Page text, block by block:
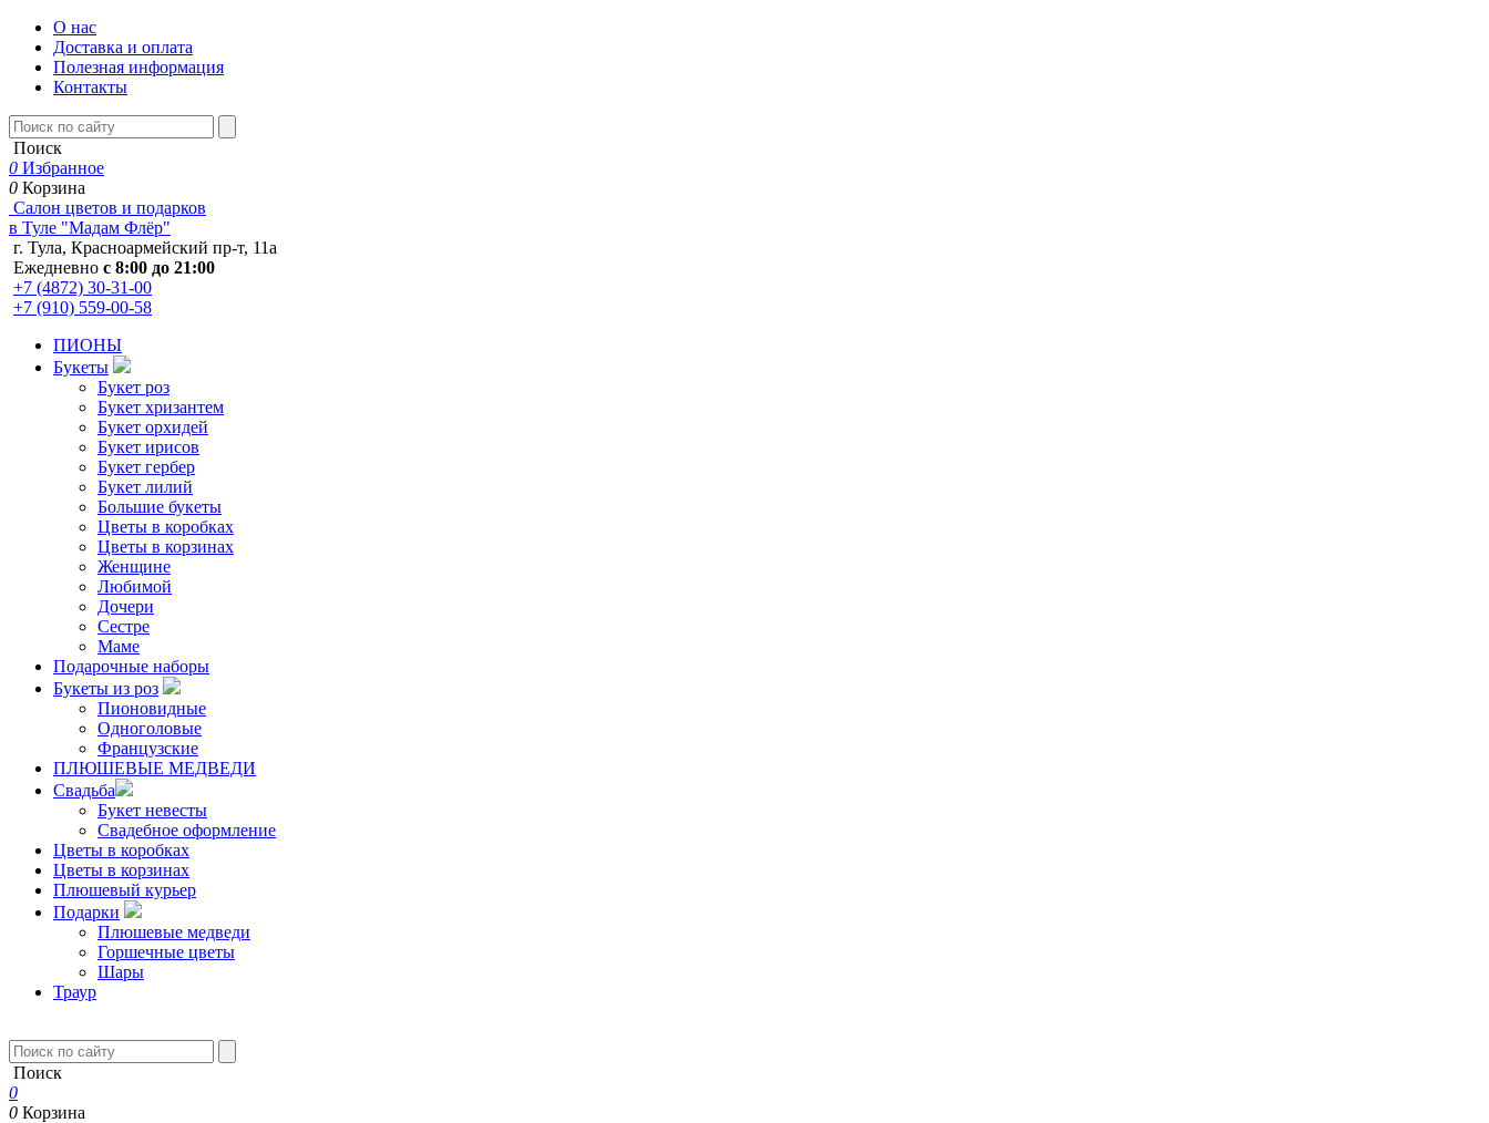
О нас
Доставка и оплата
Полезная информация
Контакты
Поиск
0 Избранное
0 Корзина
Салон цветов и подарков
в Туле "Мадам Флёр"
г. Тула, Красноармейский пр-т, 11а
Ежедневно с 8:00 до 21:00
+7 (4872) 30-31-00
+7 (910) 559-00-58
ПИОНЫ
Букеты
Букет роз
Букет хризантем
Букет орхидей
Букет ирисов
Букет гербер
Букет лилий
Большие букеты
Цветы в коробках
Цветы в корзинах
Женщине
Любимой
Дочери
Сестре
Маме
Подарочные наборы
Букеты из роз
Пионовидные
Одноголовые
Французские
ПЛЮШЕВЫЕ МЕДВЕДИ
Свадьба
Букет невесты
Свадебное оформление
Цветы в коробках
Цветы в корзинах
Плюшевый курьер
Подарки
Плюшевые медведи
Горшечные цветы
Шары
Траур
Поиск
0
0 Корзина